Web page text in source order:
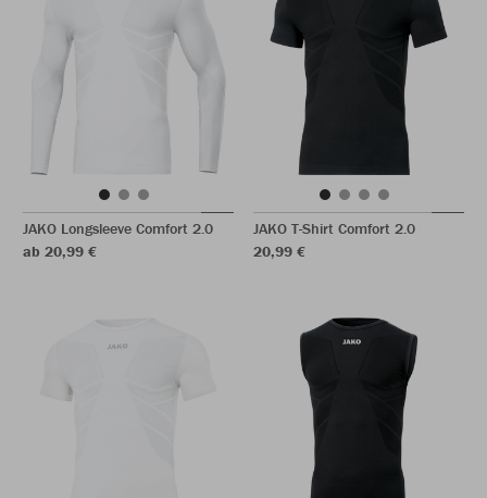
JAKO Longsleeve Comfort 2.0
ab 20,99 €
JAKO T-Shirt Comfort 2.0
20,99 €